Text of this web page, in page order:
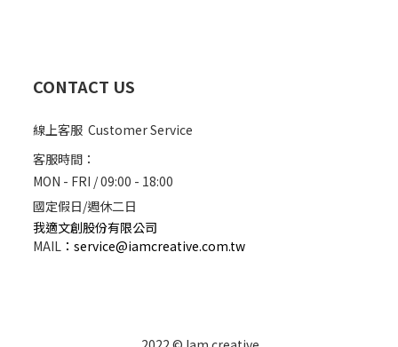
CONTACT US
線上客服 Customer Service
客服時間：
MON - FRI / 09:00 - 18:00
國定假日/週休二日
我適文創股份有限公司
MAIL ： service@iamcreative.com.tw